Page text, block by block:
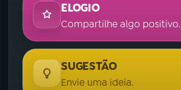
ELOGIO
Compartilhe algo positivo.
SUGESTÃO
Envie uma ideia.